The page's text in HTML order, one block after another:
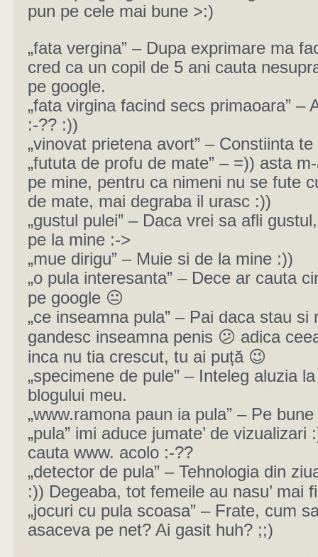
pun pe cele mai bune >:)
„fata vergina” – Dupa exprimare ma
cred ca un copil de 5 ani cauta
pe google.
„fata virgina facind secs primaoara” –
:-?? :))
„vinovat prietena avort” – Constiinta
„fututa de profu de mate” – =)) asta
pe mine, pentru ca nimeni nu se fute
de mate, mai degraba il urasc :))
„gustul pulei” – Daca vrei sa afli
pe la mine :->
„mue dirigu” – Muie si de la mine :))
„o pula interesanta” – Dece ar cauta
pe google 😐
„ce inseamna pula” – Pai daca stau si
gandesc inseamna penis 😕 adica
inca nu tia crescut, tu ai puță 😉
„specimene de pule” – Inteleg aluzia
blogului meu.
„www.ramona paun ia pula” – Pe
„pula” imi aduce jumate’ de vizualizari
cauta www. acolo :-??
„detector de pula” – Tehnologia din
:)) Degeaba, tot femeile au nasu’ mai
„jocuri cu pula scoasa” – Frate, cum
asaceva pe net? Ai gasit huh? ;;)